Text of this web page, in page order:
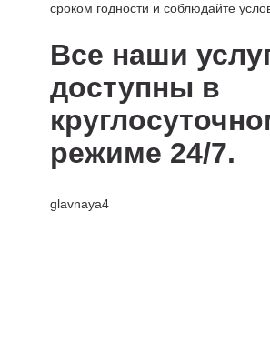
сроком годности и соблюдайте
Все наши
доступны в
режиме 24/7.